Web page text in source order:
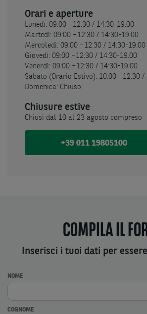
Orari e aperture
Lunedì: 09:00 –12:30 / 14:30-19.00
Martedì: 09:00 –12:30 / 14:30-19.00
Mercoledì: 09:00 –12:30 / 14:30-19.00
Giovedì: 09:00 –12:30 / 14:30-19.00
Venerdì: 09:00 –12:30 / 14:30-19.00
Sabato (Orario Estivo): 10:00 –12:30 /
Domenica: Chiuso
Chiusure estive
Chiusi dal 10 al 23 agosto compreso
+39 011 19805100
COMPILA IL
Inserisci i tuoi dati per
NOME
COGNOME